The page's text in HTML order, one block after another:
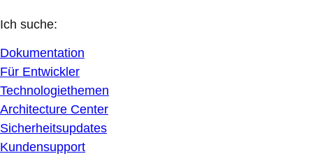
Ich suche:
Dokumentation
Für Entwickler
Technologiethemen
Architecture Center
Sicherheitsupdates
Kundensupport